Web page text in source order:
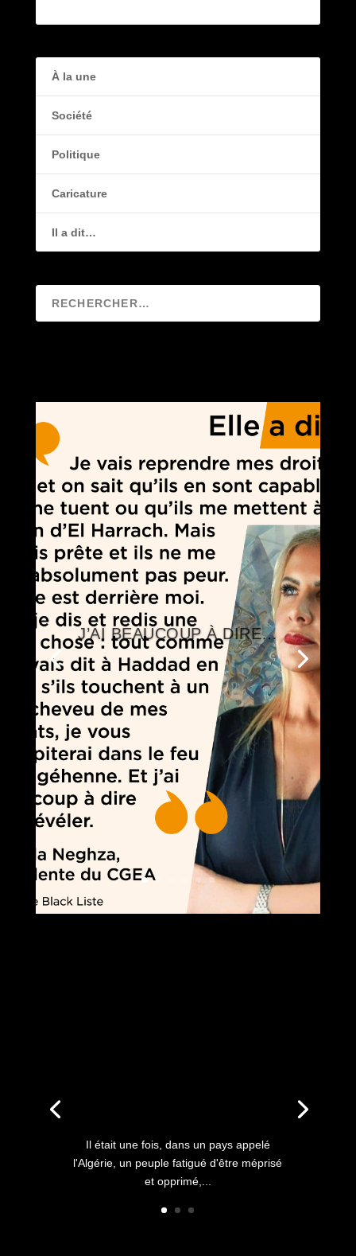
À la une
Société
Politique
Caricature
Il a dit…
J’AI BEAUCOUP À DIRE…
Il était une fois, dans un pays appelé
l'Algérie, un peuple fatigué d'être méprisé
et opprimé,...